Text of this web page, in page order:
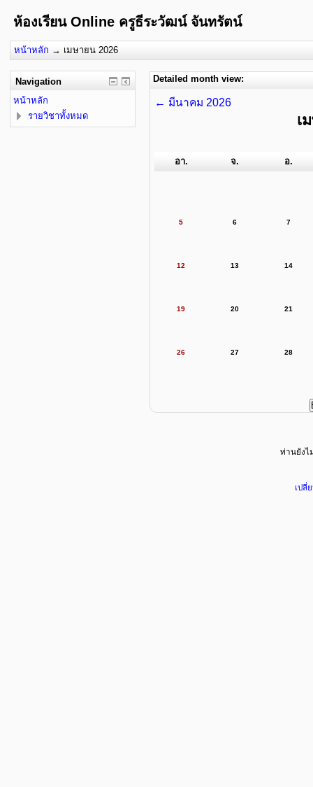
ห้องเรียน Online ครูธีระวัฒน์ จันทรัตน์
หน้าหลัก → เมษายน 2026
Detailed month view:
← มีนาคม 2026
เ
อา. จ. อ.
5 6 7
12 13 14
19 20 21
26 27 28
Navigation
หน้าหลัก
รายวิชาทั้งหมด
ท่านยังไ
เปลี่